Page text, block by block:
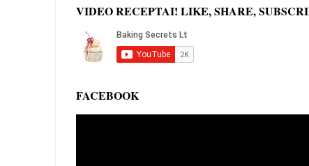
VIDEO RECEPTAI! LIKE, SHARE,
FACEBOOK